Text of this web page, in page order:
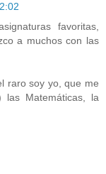
favoritas,
a muchos con las
raro soy yo, que me
las Matemáticas, la